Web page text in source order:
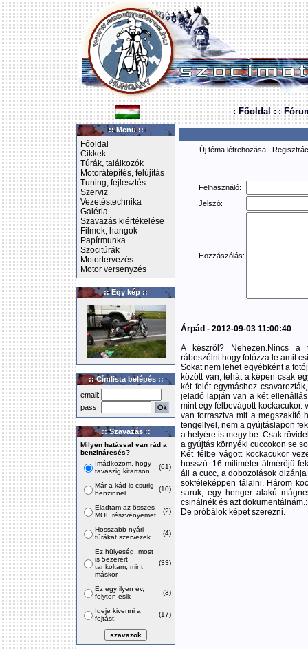
: Főoldal : :
:: Menü ::
Főoldal
Cikkek
Túrák, találkozók
Motorátépítés, felújítás
Tuning, fejlesztés
Szerviz
Vezetéstechnika
Galéria
Szavazás kiértékelése
Filmek, hangok
Papírmunka
Szocitúrák
Motortervezés
Motor versenyzés
:: Egy kép ::
:: Címlista belépés ::
email:
pass:
:: Szavazás ::
Milyen hatással van rád a
benzináresés?
Imádkozom, hogy
tavaszig kitartson
(61)
Már a kád is csurig
benzinnel
(10)
Eladtam az összes
MOL részvényemet
(2)
Hosszabb nyári
túrákat szervezek
(4)
Ez hülyeség, most
is 5ezerért
tankoltam, mint
máskor
(33)
Ez egy ilyen év,
folyton esik
(3)
Ideje kivenni a
fojtást!
(17)
Új téma létrehozása |
Felhasználó:
Jelszó:
Hozzászólás:
Árpád - 2012-09-03 11:00:40
A készről? Nehezen.Nincs a
rábeszélni hogy fotózza le amit
Sokat nem lehet egyébként a
között van, tehát a képen csak
két felét egymáshoz
jeladó lapján van a két
mint egy félbevágott kockacukor.
van forrasztva mit a megszakító
tengellyel, nem a gyújtáslapon
a helyére is megy be. Csak
a gyújtás környéki cuccokon se
Két félbe vágott kockacukor
hosszú. 16 miliméter átmérőjű
áll a cucc, a dobozolások
sokféleképpen tálalni. Három
saruk, egy henger alakú
csinálnék és azt
De próbálok képet szerezni.